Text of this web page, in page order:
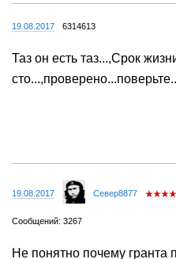
19.08.2017 6314613
Таз он есть таз...,Срок
19.08.2017 Север8877
Сообщений: 3267
Не понятно почему гранта